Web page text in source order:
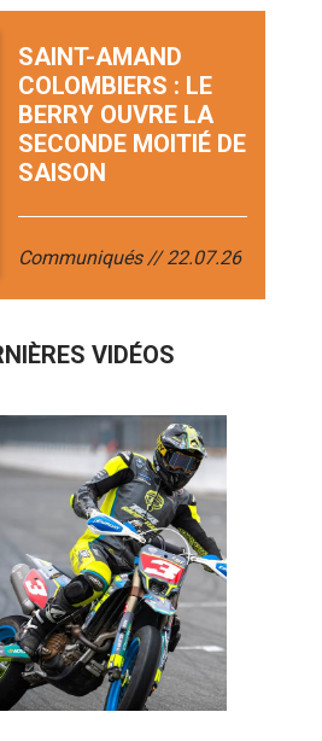
SAINT-AMAND
COLOMBIERS : LE
BERRY OUVRE LA
SECONDE MOITIÉ DE
SAISON
Communiqués 22.07.26
VIDÉOS